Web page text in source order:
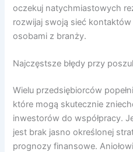
oczekuj natychmiastowych
rozwijaj swoją sieć
osobami z branży.
Najczęstsze błędy przy
Wielu przedsiębiorców
które mogą skutecznie
inwestorów do współpracy.
jest brak jasno określonej
prognozy finansowe.